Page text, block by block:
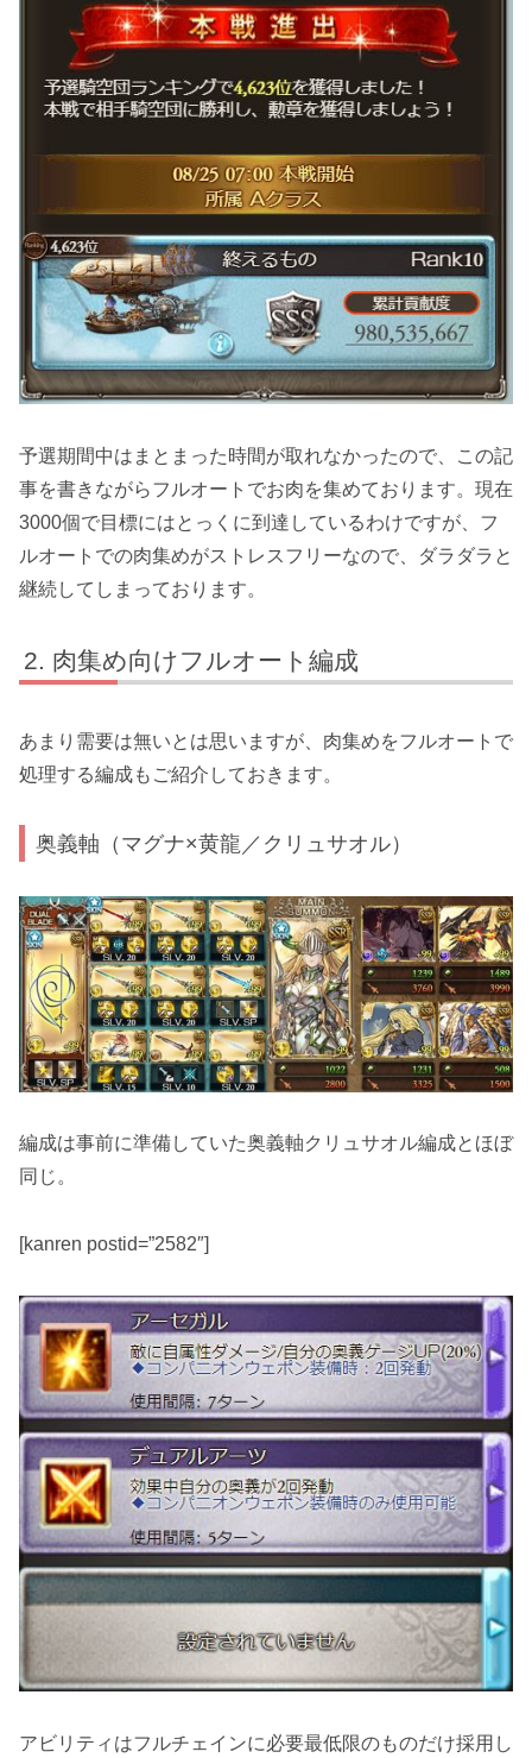
予選期間中はまとまった時間が取れなかったので、この記
事を書きながらフルオートでお肉を集めております。現在
3000個で目標にはとっくに到達しているわけですが、フ
ルオートでの肉集めがストレスフリーなので、ダラダラと
継続してしまっております。
肉集め向けフルオート編成
あまり需要は無いとは思いますが、肉集めをフルオートで
処理する編成もご紹介しておきます。
奥義軸（マグナ×黄龍／クリュサオル）
編成は事前に準備していた奥義軸クリュサオル編成とほぼ
同じ。
[kanren postid=”2582″]
アビリティはフルチェインに必要最低限のものだけ採用し